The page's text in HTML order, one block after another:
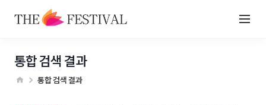
통합 검색 결과
통합 검색 결과